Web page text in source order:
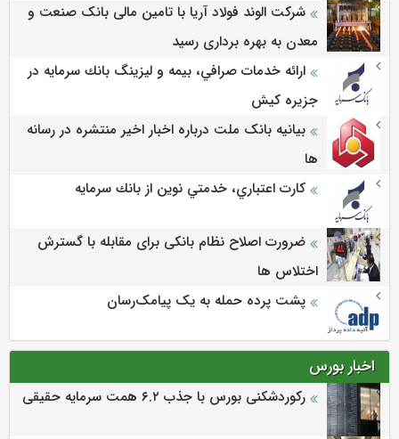
شرکت الوند فولاد آریا با تامین مالی بانک صنعت و
معدن به بهره برداری رسید
ارائه خدمات صرافي، بيمه و ليزينگ بانك سرمايه در
جزيره كيش
بیانیه بانک ملت درباره اخبار اخیر منتشره در رسانه
ها
كارت اعتباري، خدمتي نوين از بانك سرمايه
ضرورت اصلاح نظام بانکی برای مقابله با گسترش
اختلاس ها
پشت پرده حمله به یک پیامک‌رسان
اخبار بورس
رکوردشکنی بورس با جذب ۶.۲ همت سرمایه حقیقی